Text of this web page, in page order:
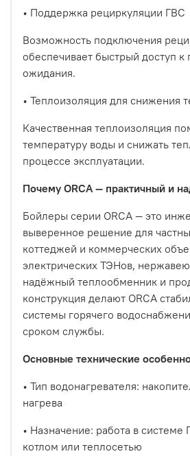
• Поддержка рециркуляции ГВС
Возможность подключения
обеспечивает быстрый доступ к
ожидания.
• Теплоизоляция для снижения
Качественная теплоизоляция
температуру воды и снижать
процессе эксплуатации.
Почему ORCA — практичный и
Бойлеры серии ORCA — это
выверенное решение для
коттеджей и коммерческих
электрических ТЭНов,
надёжный теплообменник и
конструкция делают ORCA
системы горячего
сроком службы.
Основные технические
• Тип водонагревателя:
нагрева
• Назначение: работа в системе
котлом или теплосетью